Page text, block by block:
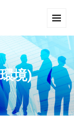
境)